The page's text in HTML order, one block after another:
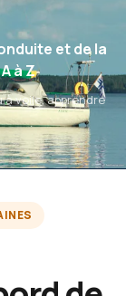
et de la
à Z
voile, apprendre